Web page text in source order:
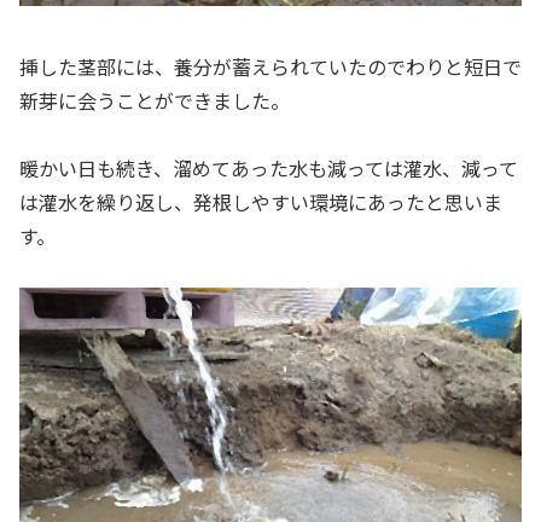
挿した茎部には、養分が蓄えられていたのでわりと短日で
新芽に会うことができました。
暖かい日も続き、溜めてあった水も減っては灌水、減って
は灌水を繰り返し、発根しやすい環境にあったと思いま
す。